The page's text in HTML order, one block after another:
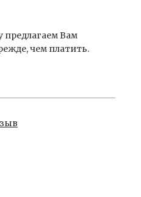
Вам
чем платить.